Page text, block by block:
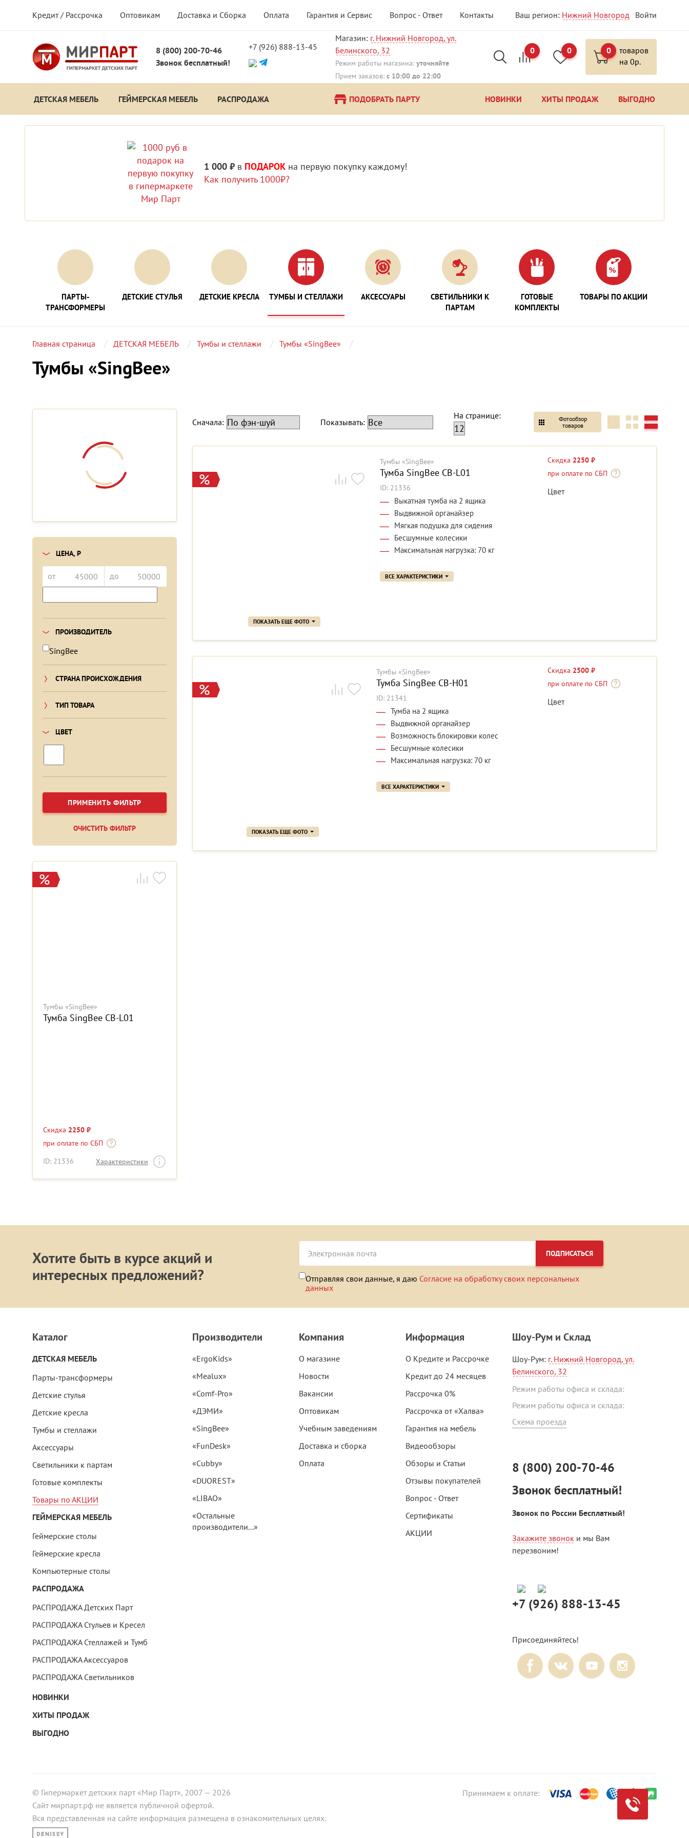
Кредит / Рассрочка Оптовикам Доставка и Сборка Оплата Гарантия и Сервис Вопрос - Ответ Контакты Ваш регион: Нижний Новгород Войти
8 (800) 200-70-46
Звонок бесплатный!
+7 (926) 888-13-45
Магазин: г. Нижний Новгород, ул.
Белинского, 32
Режим работы магазина: уточняйте
Прием заказов: с 10:00 до 22:00
0 0 0
товаров
на 0р.
ДЕТСКАЯ МЕБЕЛЬ ГЕЙМЕРСКАЯ МЕБЕЛЬ РАСПРОДАЖА ПОДОБРАТЬ ПАРТУ НОВИНКИ ХИТЫ ПРОДАЖ ВЫГОДНО
1 000 ₽ в ПОДАРОК на первую покупку каждому!
Как получить 1000₽?
ПАРТЫ-
ТРАНСФОРМЕРЫ
ДЕТСКИЕ СТУЛЬЯ ДЕТСКИЕ КРЕСЛА ТУМБЫ И СТЕЛЛАЖИ АКСЕССУАРЫ
СВЕТИЛЬНИКИ К
ПАРТАМ
ГОТОВЫЕ
КОМПЛЕКТЫ
ТОВАРЫ ПО АКЦИИ
Главная страница ДЕТСКАЯ МЕБЕЛЬ Тумбы и стеллажи Тумбы «SingBee»
Тумбы «SingBee»
ЦЕНА, Р
от до
ПРОИЗВОДИТЕЛЬ
SingBee
СТРАНА ПРОИСХОЖДЕНИЯ
ТИП ТОВАРА
ЦВЕТ
ПРИМЕНИТЬ ФИЛЬТР
ОЧИСТИТЬ ФИЛЬТР
Тумбы «SingBee»
Тумба SingBee CB-L01
Скидка 2250 ₽
при оплате по СБП
ID: 21336
Характеристики
Сначала: Показывать:
На странице:
Фотообзор
товаров
ПОКАЗАТЬ ЕЩЕ ФОТО
Тумбы «SingBee»
Тумба SingBee CB-L01
ID: 21336
Выкатная тумба на 2 ящика
Выдвижной органайзер
Мягкая подушка для сидения
Бесшумные колесики
Максимальная нагрузка: 70 кг
ВСЕ ХАРАКТЕРИСТИКИ
Скидка 2250 ₽
при оплате по СБП
Цвет
ПОКАЗАТЬ ЕЩЕ ФОТО
Тумбы «SingBee»
Тумба SingBee CB-H01
ID: 21341
Тумба на 2 ящика
Выдвижной органайзер
Возможность блокировки колес
Бесшумные колесики
Максимальная нагрузка: 70 кг
ВСЕ ХАРАКТЕРИСТИКИ
Скидка 2500 ₽
при оплате по СБП
Цвет
Хотите быть в курсе акций и
интересных предложений?
ПОДПИСАТЬСЯ
Отправляя свои данные, я даю Согласие на обработку своих персональных
данных
Каталог
ДЕТСКАЯ МЕБЕЛЬ
Парты-трансформеры
Детские стулья
Детские кресла
Тумбы и стеллажи
Аксессуары
Светильники к партам
Готовые комплекты
Товары по АКЦИИ
ГЕЙМЕРСКАЯ МЕБЕЛЬ
Геймерские столы
Геймерские кресла
Компьютерные столы
РАСПРОДАЖА
РАСПРОДАЖА Детских Парт
РАСПРОДАЖА Стульев и Кресел
РАСПРОДАЖА Стеллажей и Тумб
РАСПРОДАЖА Аксессуаров
РАСПРОДАЖА Светильников
НОВИНКИ
ХИТЫ ПРОДАЖ
ВЫГОДНО
Производители
«ErgoKids»
«Mealux»
«Comf-Pro»
«ДЭМИ»
«SingBee»
«FunDesk»
«Cubby»
«DUOREST»
«LIBAO»
«Остальные
производители...»
Компания
О магазине
Новости
Вакансии
Оптовикам
Учебным заведениям
Доставка и сборка
Оплата
Информация
О Кредите и Рассрочке
Кредит до 24 месяцев
Рассрочка 0%
Рассрочка от «Халва»
Гарантия на мебель
Видеообзоры
Обзоры и Статьи
Отзывы покупателей
Вопрос - Ответ
Сертификаты
АКЦИИ
Шоу-Рум и Склад
Шоу-Рум: г. Нижний Новгород, ул.
Белинского, 32
Режим работы офиса и склада:
Режим работы офиса и склада:
Схема проезда
8 (800) 200-70-46
Звонок бесплатный!
Звонок по России Бесплатный!
Закажите звонок и мы Вам
перезвоним!
+7 (926) 888-13-45
Присоединяйтесь!
© Гипермаркет детских парт «Мир Парт», 2007 — 2026
Сайт мирпарт.рф не является публичной офертой.
Вся представленная на сайте информация размещена в ознакомительных целях.
Принимаем к оплате: